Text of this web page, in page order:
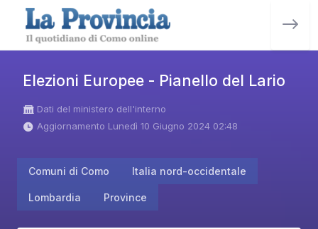
Elezioni Europee - Pianello del Lario
Dati del ministero dell'interno
Aggiornamento Lunedì 10 Giugno 2024 02:48
Comuni di Como Italia nord-occidentale
Lombardia Province